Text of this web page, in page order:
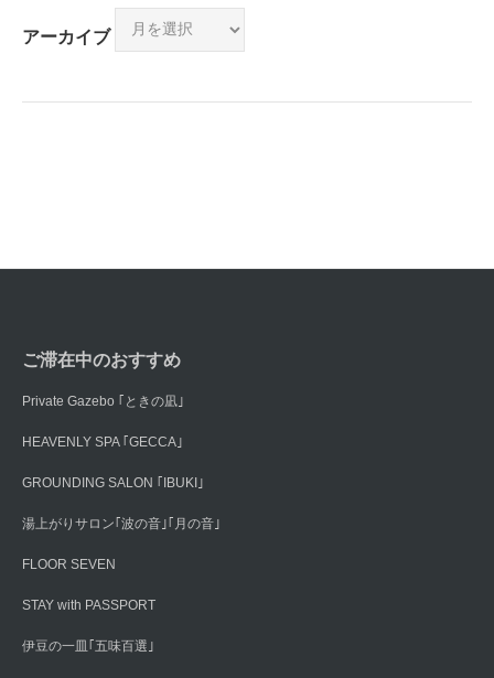
アーカイブ
ご滞在中のおすすめ
Private Gazebo ｢ときの凪｣
HEAVENLY SPA ｢GECCA｣
GROUNDING SALON ｢IBUKI｣
湯上がりサロン｢波の音｣｢月の音｣
FLOOR SEVEN
STAY with PASSPORT
伊豆の一皿｢五味百選｣